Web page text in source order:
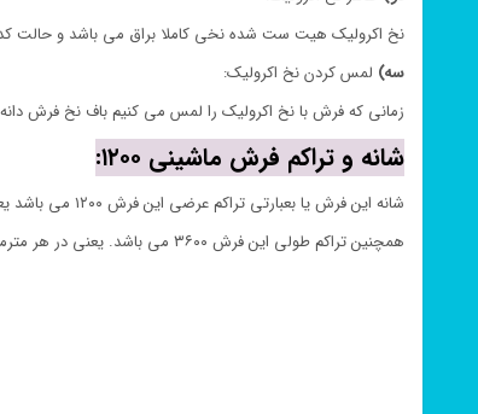
نخ اکرولیک هیت ست شده نخی کاملا براق می باشد و حالت
سه) لمس کردن نخ اکرولیک:
زمانی که فرش با نخ اکرولیک را لمس می کنیم باف نخ فرش
شانه و تراکم فرش ماشینی ۱۲۰۰:
شانه این فرش یا بعبارتی تراکم عرضی این فرش ۱۲۰۰ می باشد یعنی در هر مترمربع فرش باید ۱۲۰۰ گره باشد یا بعبارتی در هر ده سانتی متر این فرش باید ۱۲۰ گره باشد.
همچنین تراکم طولی این فرش ۳۶۰۰ می باشد. یعنی در هر مترمربع این فرش باید ۳۶۰۰ گره باشد. به زبان ساده تر در هر ده سانتی متر باید ۳۶۰ گره باشد.